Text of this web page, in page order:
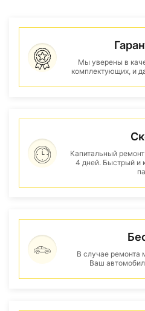
Мы уверены в
комплектующих, и
Капитальный
4 дней. Быстрый и
В случае ремонта
Ваш